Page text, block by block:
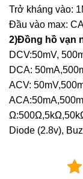
Trở kháng vào:
Đầu vào max:
2)Đồng hồ vạn
DCV:50mV,
DCA:
ACV:
Diode (2.8v),